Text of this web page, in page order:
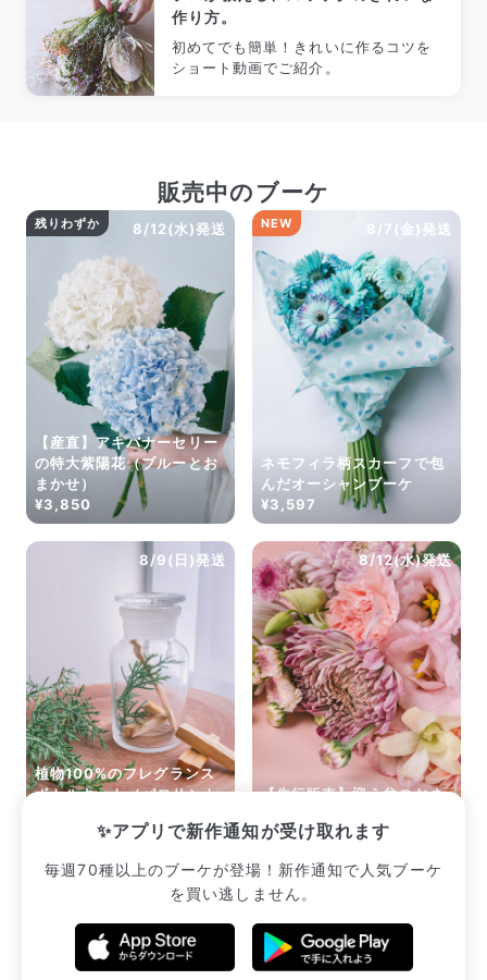
作り方。
初めてでも簡単！きれいに作るコツを
ショート動画でご紹介。
✨アプリで新作通知が受け取れます
毎週70種以上のブーケが登場！新作通知で人気ブーケ
を買い逃しません。
販売中のブーケ
8/12(水)発送
残りわずか
【産直】アキバナーセリー
の特大紫陽花（ブルーとお
まかせ）
¥3,850
8/7(金)発送
NEW
ネモフィラ柄スカーフで包
んだオーシャンブーケ
¥3,597
8/9(日)発送
植物100%のフレグランス
ボトルキット（パロサント
8/12(水)発送
【先行販売】迎え盆のおま
¥2,640
販売中のブーケ一覧へ